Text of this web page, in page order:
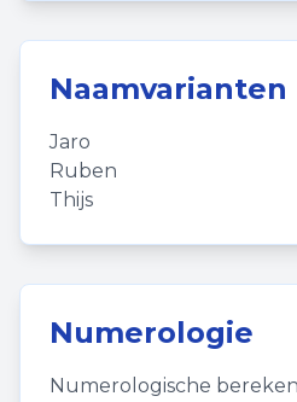
Naamvarianten
Jaro
Ruben
Thijs
Numerologie
Numerologische